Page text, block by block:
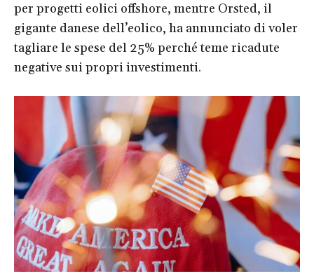
per progetti eolici offshore, mentre Orsted, il
gigante danese dell’eolico, ha annunciato di voler
tagliare le spese del 25% perché teme ricadute
negative sui propri investimenti.